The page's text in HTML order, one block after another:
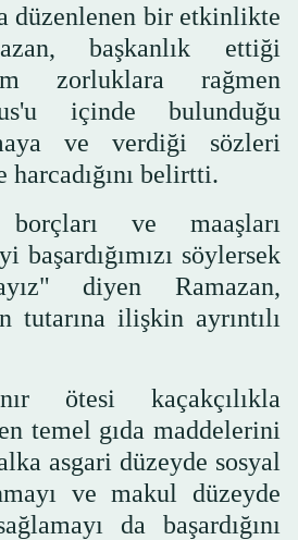
düzenlenen bir etkinlikte
başkanlık ettiği
zorluklara rağmen
içinde bulunduğu
ve verdiği sözleri
belirtti.
ve maaşları
başardığımızı söylersek
diyen Ramazan,
tutarına ilişkin ayrıntılı
ötesi kaçakçılıkla
temel gıda maddelerini
asgari düzeyde sosyal
ve makul düzeyde
da başardığını